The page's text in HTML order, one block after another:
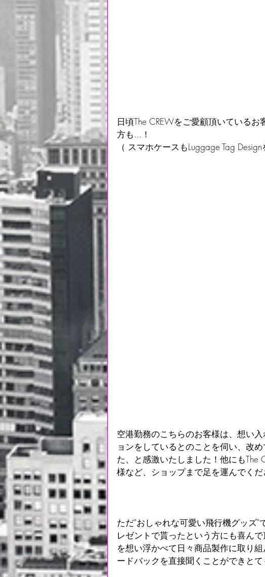
日頃The CREWをご愛顧頂いている
方も...！
（ スマホケースもLuggage Tag
空港勤務のこちらのお客様は、想い
ョンをしているとのことを伺い、改
た、と感激いたしました！他にもThe
様など、ショップまで足を運んでく
ただ"おしゃれな可愛い飛行機グッズ
レゼントで貰ったという方にも喜ん
を想い浮かべて日々商品製作に取り
ードバックを直接聞くことができとて